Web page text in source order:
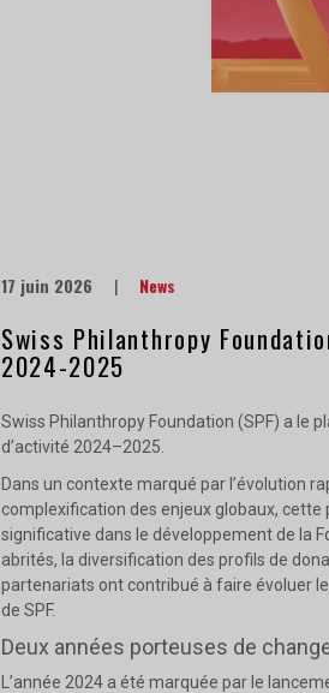
17 juin 2026 | News
Swiss Philanthropy
2024-2025
Swiss Philanthropy Foundation (SPF) a le
d’activité 2024–2025.
Dans un contexte marqué par l’évolution
complexification des enjeux globaux,
significative dans le développement de la
abrités, la diversification des profils de
partenariats ont contribué à faire évoluer
de SPF.
Deux années porteuses de
L’année 2024 a été marquée par le